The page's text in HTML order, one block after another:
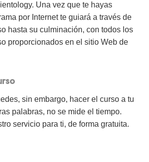
Una vez que te hayas
por Internet te guiará a través de
hasta su culminación, con todos los
proporcionados en el sitio Web de
sin embargo, hacer el curso a tu
palabras, no se mide el tiempo.
servicio para ti, de forma gratuita.